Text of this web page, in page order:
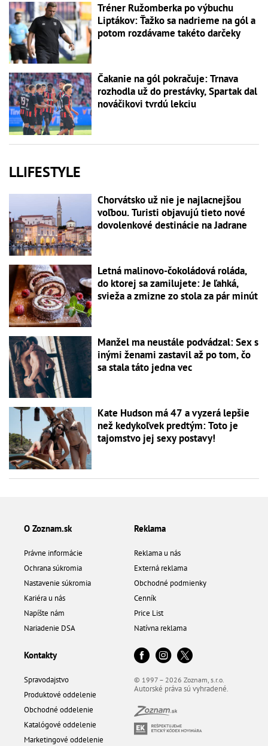
Tréner Ružomberka po výbuchu
Liptákov: Ťažko sa nadrieme na gól a
potom rozdávame takéto darčeky
Čakanie na gól pokračuje: Trnava
rozhodla už do prestávky, Spartak dal
nováčikovi tvrdú lekciu
LLIFESTYLE
Chorvátsko už nie je najlacnejšou
voľbou. Turisti objavujú tieto nové
dovolenkové destinácie na Jadrane
Letná malinovo-čokoládová roláda,
do ktorej sa zamilujete: Je ľahká,
svieža a zmizne zo stola za pár minút
Manžel ma neustále podvádzal: Sex s
inými ženami zastavil až po tom, čo
sa stala táto jedna vec
Kate Hudson má 47 a vyzerá lepšie
než kedykoľvek predtým: Toto je
tajomstvo jej sexy postavy!
O Zoznam.sk
Právne informácie
Ochrana súkromia
Nastavenie súkromia
Kariéra u nás
Napíšte nám
Nariadenie DSA
Reklama
Reklama u nás
Externá reklama
Obchodné podmienky
Cenník
Price List
Natívna reklama
Kontakty
Spravodajstvo
Produktové oddelenie
Obchodné oddelenie
Katalógové oddelenie
Marketingové oddelenie
© 1997 – 2026 Zoznam, s.r.o.
Autorské práva sú vyhradené.